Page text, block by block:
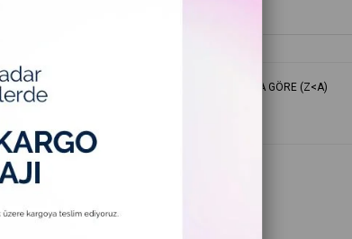
ÜRÜN ADINA GÖRE (A>Z) ÜRÜN ADINA GÖRE (Z<A)